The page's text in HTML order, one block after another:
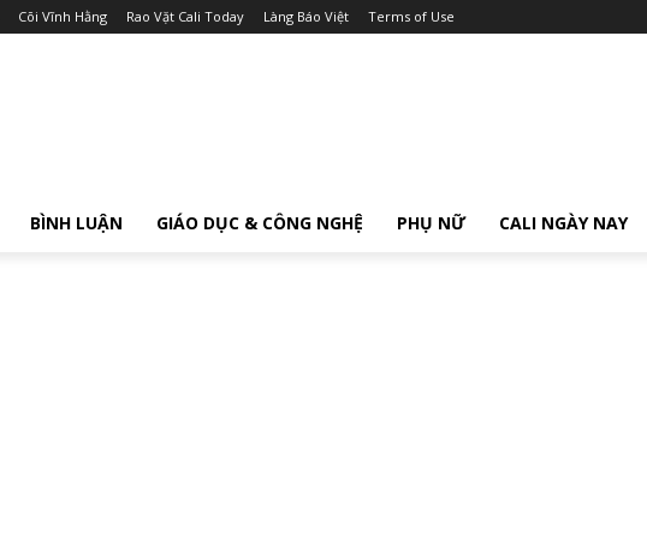
Cõi Vĩnh Hằng Rao Vặt Cali Today Làng Báo Việt Terms of Use
BÌNH LUẬN GIÁO DỤC & CÔNG NGHỆ PHỤ NỮ CALI NGÀY NAY